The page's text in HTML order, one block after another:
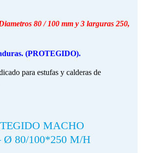
80 / 100 mm y 3 larguras 250,
(PROTEGIDO).
para estufas y calderas de
MACHO
Ø 80/100*250 M/H